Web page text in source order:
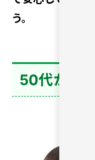
う。
50代からで